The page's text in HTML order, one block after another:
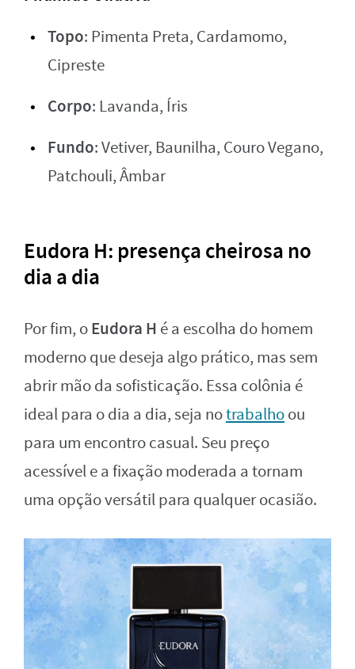
Topo: Pimenta Preta, Cardamomo,
Cipreste
Corpo: Lavanda, Íris
Fundo: Vetiver, Baunilha, Couro Vegano,
Patchouli, Âmbar
Eudora H: presença cheirosa no
dia a dia
Por fim, oEudora H é a escolha do homem
moderno que deseja algo prático, mas sem
abrir mão da sofisticação. Essa colônia é
ideal para o dia a dia, seja notrabalhoou
para um encontro casual. Seu preço
acessível e a fixação moderada a tornam
uma opção versátil para qualquer ocasião.